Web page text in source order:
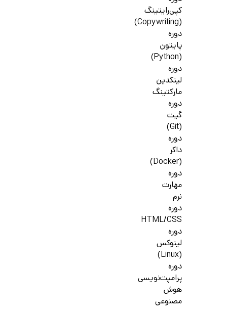
کپی‌رایتینگ
(Copywriting)
دوره
پایتون
(Python)
دوره
لینکدین
مارکتینگ
دوره
گیت
(Git)
دوره
داکر
(Docker)
دوره
مهارت
نرم
دوره
HTML/CSS
دوره
لینوکس
(Linux)
دوره
پرامپت‌نویسی
هوش
مصنوعی